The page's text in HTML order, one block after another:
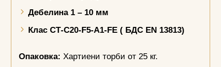
Дебелина 1 – 10 мм
Клас СТ-С20-F5-A1-FE( БДС EN 13813)
Опаковка: Хартиени торби от 25 кг.